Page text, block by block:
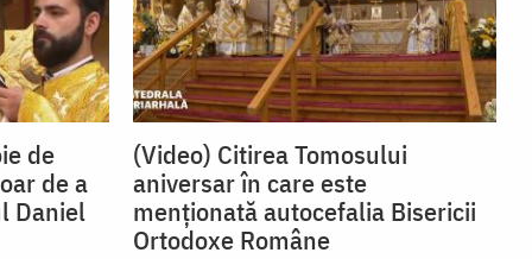
de
de a
Daniel
(Video) Citirea Tomosului
aniversar în care este
menționată autocefalia Bisericii
Ortodoxe Române